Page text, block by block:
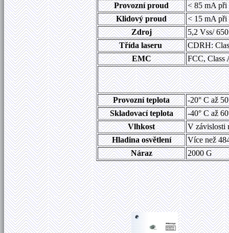
Provozní proud
< 85 mA
Klidový proud
< 15 mA při
Zdroj
5,2 Vss/
Třída laseru
CDRH:
EMC
FCC, Class
Provozní teplota
-20° C až
Skladovací teplota
-40° C až
Vlhkost
V závislosti
Hladina osvětlení
Více než
Náraz
2000 G